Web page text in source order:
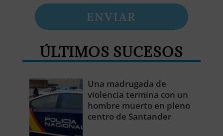
ENVIAR
ÚLTIMOS SUCESOS
Una madrugada de
violencia termina con un
hombre muerto en pleno
centro de Santander